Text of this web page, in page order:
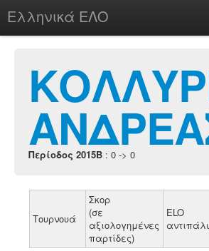
Ελληνικά ΕΛΟ
chesstu.be @ discord
Login
Περίοδος 2015B : 0 -> 0
Τουρνουά
Σκορ
(σε
αξιολογημένες
παρτίδες)
ELO